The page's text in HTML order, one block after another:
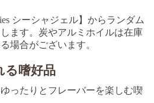
シーシャジェル】からランダム
ます。炭やアルミホイルは在庫
場合がございます。
る嗜好品
ったりとフレーバーを楽しむ喫